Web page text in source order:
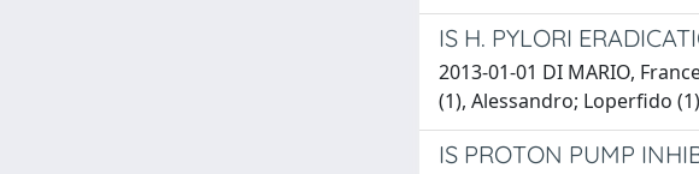
IS H. PYLORI
2013-01-01 DI MARIO,
(1), Alessandro; Loperfido
IS PROTON PUMP